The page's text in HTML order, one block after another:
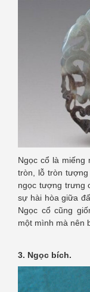
Ngọc cổ là
tròn, lỗ tròn
ngọc tượng trưng
sự hài hòa giữa
Ngọc cổ cũng
một mình mà nên
3. Ngọc bích.